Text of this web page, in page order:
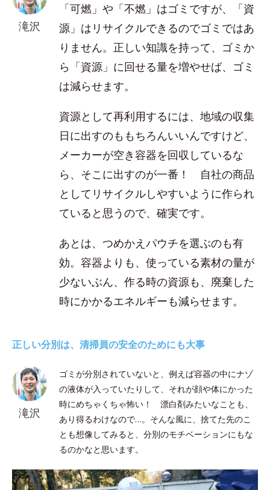
滝沢
「可燃」や「不燃」はゴミですが、「資
源」はリサイクルできるのでゴミではあ
りません。正しい知識を持って、ゴミか
ら「資源」に回せる量を増やせば、ゴミ
は減らせます。
資源として再利用するには、地域の収集
日に出すのももちろんいいんですけど、
メーカーが空き容器を回収しているな
ら、そこに出すのが一番！ 自社の商品
としてリサイクルしやすいように作られ
ていると思うので、確実です。
あとは、つめかえパウチを選ぶのも有
効。容器よりも、使っている素材の量が
少ないぶん、作る時の資源も、廃棄した
時にかかるエネルギーも減らせます。
正しい分別は、清掃員の安全のためにも大事
滝沢
ゴミが分別されていないと、例えば容器の中にナゾ
の液体が入っていたりして、それが顔や体にかった
時にめちゃくちゃ怖い！ 漂白剤みたいなことも、
あり得るわけなので…。そんな風に、捨てた先のこ
とも想像してみると、分別のモチベーションにもな
るのかなと思います。